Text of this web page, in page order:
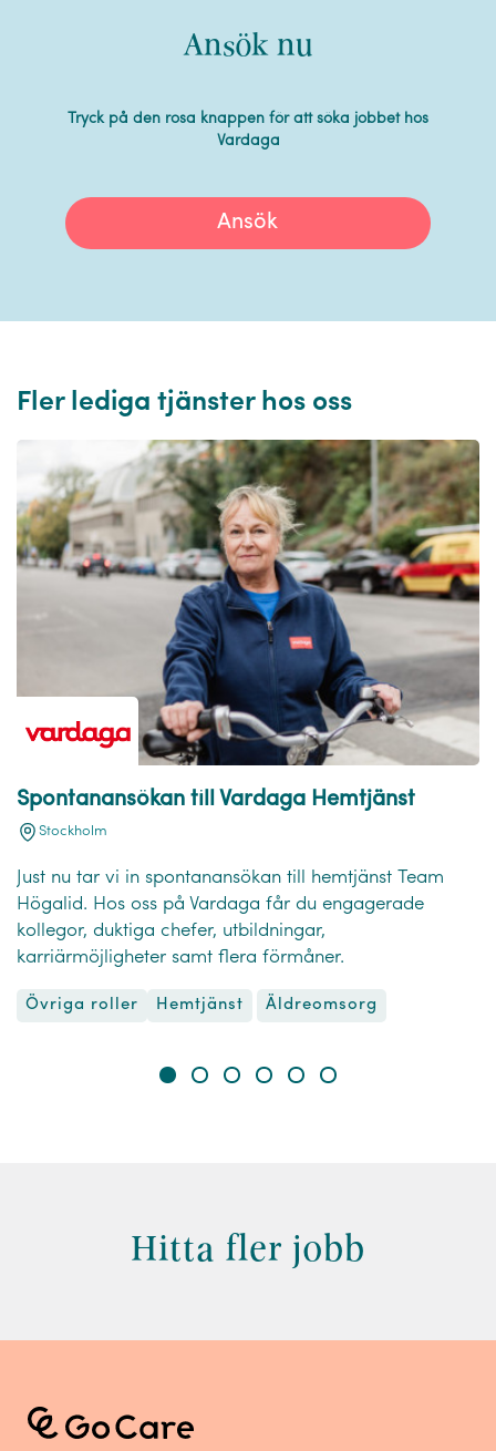
Ansök nu
Tryck på den rosa knappen för att söka jobbet hos
Vardaga
Ansök
Fler lediga tjänster hos oss
Spontanansökan till Vardaga Hemtjänst
Stockholm
Just nu tar vi in spontanansökan till hemtjänst Team
Högalid. Hos oss på Vardaga får du engagerade
kollegor, duktiga chefer, utbildningar,
karriärmöjligheter samt flera förmåner.
Övriga roller Hemtjänst Äldreomsorg
Hitta fler jobb